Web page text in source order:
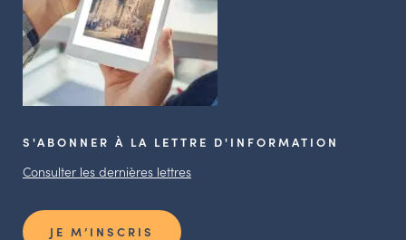
S'ABONNER À LA LETTRE D'INFORMATION
Consulter les dernières lettres
JE M’INSCRIS